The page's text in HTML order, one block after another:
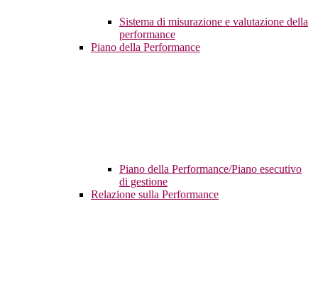
Sistema di misurazione e valutazione della
performance
Piano della Performance
Piano della Performance/Piano esecutivo
di gestione
Relazione sulla Performance